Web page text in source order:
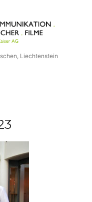
Liechtenstein